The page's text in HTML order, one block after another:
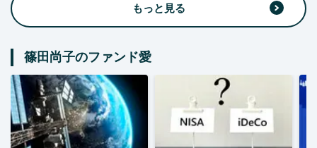
もっと見る
篠田尚子のファンド愛